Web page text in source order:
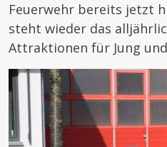
Feuerwehr bereits jetzt
steht wieder das
Attraktionen für Jung